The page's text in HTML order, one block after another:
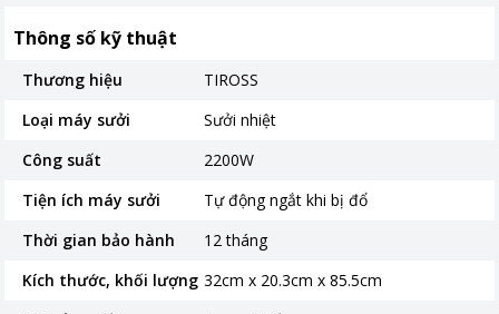
Thông số kỹ thuật
Thương hiệu
TIROSS
Loại máy sưởi
Sưởi nhiệt
Công suất
2200W
Tiện ích máy sưởi
Tự động ngắt khi bị đổ
Thời gian bảo hành
12 tháng
Kích thước, khối lượng 32cm x 20.3cm x 85.5cm